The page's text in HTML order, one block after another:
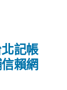
記帳
賴網